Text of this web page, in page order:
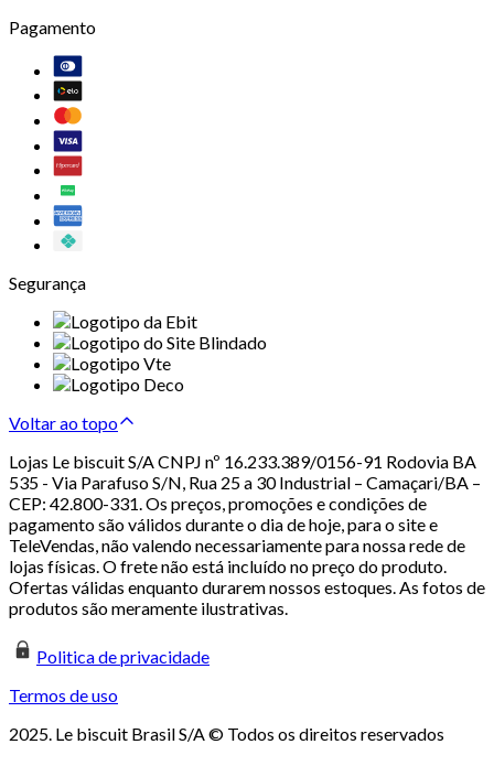
Pagamento
Segurança
Voltar ao topo
Lojas Le biscuit S/A CNPJ nº 16.233.389/0156-91 Rodovia BA
535 - Via Parafuso S/N, Rua 25 a 30 Industrial – Camaçari/BA –
CEP: 42.800-331. Os preços, promoções e condições de
pagamento são válidos durante o dia de hoje, para o site e
TeleVendas, não valendo necessariamente para nossa rede de
lojas físicas. O frete não está incluído no preço do produto.
Ofertas válidas enquanto durarem nossos estoques. As fotos de
produtos são meramente ilustrativas.
Politica de privacidade
Termos de uso
2025. Le biscuit Brasil S/A © Todos os direitos reservados